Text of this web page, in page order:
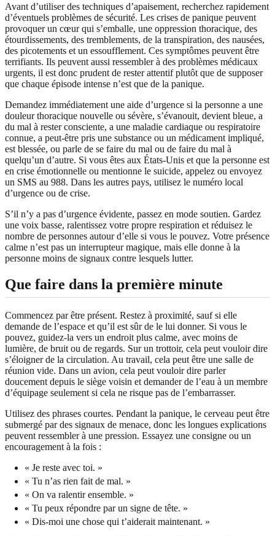
Avant d’utiliser des techniques d’apaisement, recherchez rapidement
d’éventuels problèmes de sécurité. Les crises de panique peuvent
provoquer un cœur qui s’emballe, une oppression thoracique, des
étourdissements, des tremblements, de la transpiration, des nausées,
des picotements et un essoufflement. Ces symptômes peuvent être
terrifiants. Ils peuvent aussi ressembler à des problèmes médicaux
urgents, il est donc prudent de rester attentif plutôt que de supposer
que chaque épisode intense n’est que de la panique.
Demandez immédiatement une aide d’urgence si la personne a une
douleur thoracique nouvelle ou sévère, s’évanouit, devient bleue, a
du mal à rester consciente, a une maladie cardiaque ou respiratoire
connue, a peut-être pris une substance ou un médicament impliqué,
est blessée, ou parle de se faire du mal ou de faire du mal à
quelqu’un d’autre. Si vous êtes aux États-Unis et que la personne est
en crise émotionnelle ou mentionne le suicide, appelez ou envoyez
un SMS au 988. Dans les autres pays, utilisez le numéro local
d’urgence ou de crise.
S’il n’y a pas d’urgence évidente, passez en mode soutien. Gardez
une voix basse, ralentissez votre propre respiration et réduisez le
nombre de personnes autour d’elle si vous le pouvez. Votre présence
calme n’est pas un interrupteur magique, mais elle donne à la
personne moins de signaux contre lesquels lutter.
Que faire dans la première minute
Commencez par être présent. Restez à proximité, sauf si elle
demande de l’espace et qu’il est sûr de le lui donner. Si vous le
pouvez, guidez-la vers un endroit plus calme, avec moins de
lumière, de bruit ou de regards. Sur un trottoir, cela peut vouloir dire
s’éloigner de la circulation. Au travail, cela peut être une salle de
réunion vide. Dans un avion, cela peut vouloir dire parler
doucement depuis le siège voisin et demander de l’eau à un membre
d’équipage seulement si cela ne risque pas de l’embarrasser.
Utilisez des phrases courtes. Pendant la panique, le cerveau peut être
submergé par des signaux de menace, donc les longues explications
peuvent ressembler à une pression. Essayez une consigne ou un
encouragement à la fois :
« Je reste avec toi. »
« Tu n’as rien fait de mal. »
« On va ralentir ensemble. »
« Tu peux répondre par un signe de tête. »
« Dis-moi une chose qui t’aiderait maintenant. »